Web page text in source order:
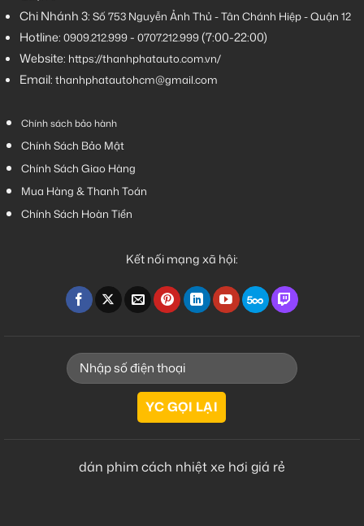
Chi Nhánh 3: Số 753Nguyễn Ảnh Thủ - Tân Chánh Hiệp - Quận 12
Hotline: 0909.212.999- 0707.212.999(7:00-22:00)
Website: https://thanhphatauto.com.vn/
Email: thanhphatautohcm@gmail.com
Chính sách bảo hành
Chính Sách Bảo Mật
Chính Sách Giao Hàng
Mua Hàng & Thanh Toán
Chính Sách Hoàn Tiền
Kết nối mạng xã hội:
dán phim cách nhiệt xe hơi giá rẻ